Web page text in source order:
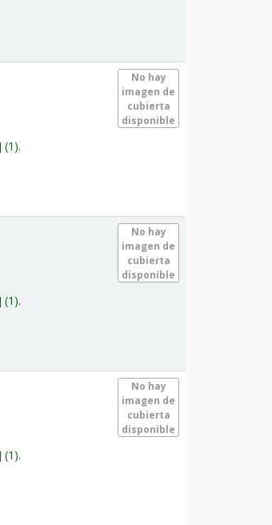
No hay
imagen de
cubierta
disponible
(1).
No hay
imagen de
cubierta
disponible
(1).
No hay
imagen de
cubierta
disponible
(1).